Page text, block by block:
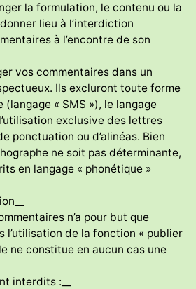
la formulation, le contenu ou la
lieu à l’interdiction
à l’encontre de son
vos commentaires dans un
Ils excluront toute forme
(langage « SMS »), le langage
exclusive des lettres
ponctuation ou d’alinéas. Bien
ne soit pas déterminante,
en langage « phonétique »
n’a pour but que
l’utilisation de la fonction « publier
ne constitue en aucun cas une
interdits :__